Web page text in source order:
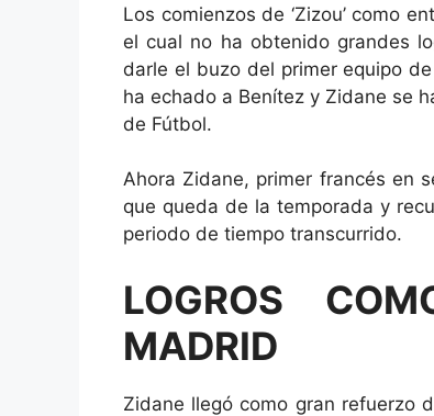
Los comienzos de ‘Zizou’ como
el cual no ha obtenido grandes
darle el buzo del primer equipo
ha echado a Benítez y Zidane se
de Fútbol.
Ahora Zidane, primer francés en
que queda de la temporada y
periodo de tiempo transcurrido.
LOGROS
MADRID
Zidane llegó como gran refuerzo